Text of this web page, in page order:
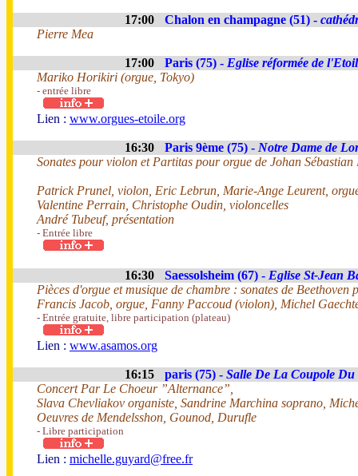
17:00 Chalon en champagne (51) -
Pierre Mea
17:00 Paris (75) - Eglise réformée de
Mariko Horikiri (orgue, Tokyo)
- entrée libre
Lien : www.orgues-etoile.org
16:30 Paris 9ème (75) - Notre Dame de
Sonates pour violon et Partitas pour orgue de Johan Sébastian
Patrick Prunel, violon, Eric Lebrun, Marie-Ange Leurent,
Valentine Perrain, Christophe Oudin, violoncelles
André Tubeuf, présentation
- Entrée libre
16:30 Saessolsheim (67) - Eglise St-Jean
Pièces d'orgue et musique de chambre : sonates de
Francis Jacob, orgue, Fanny Paccoud (violon), Michel
- Entrée gratuite, libre participation (plateau)
Lien : www.asamos.org
16:15 paris (75) - Salle De La Coupole Du
Concert Par Le Choeur ”Alternance”,
Slava Chevliakov organiste, Sandrine Marchina soprano,
Oeuvres de Mendelsshon, Gounod, Durufle
- Libre participation
Lien : michelle.guyard@free.fr